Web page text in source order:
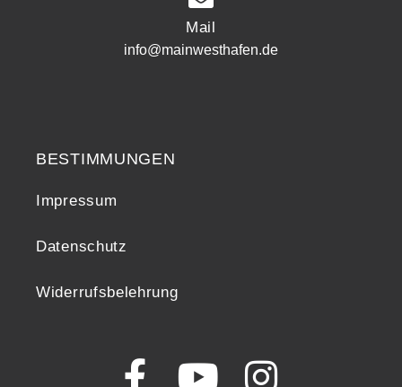
Mail
info@mainwesthafen.de
BESTIMMUNGEN
Impressum
Datenschutz
Widerrufsbelehrung